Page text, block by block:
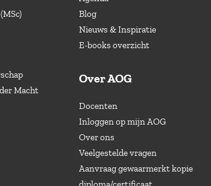
Macht
Blog
Nieuws & Inspiratie
E-books overzicht
Over AOG
Docenten
Inloggen op mijn AOG
Over ons
Veelgestelde vragen
Aanvraag gewaarmerkt kopie